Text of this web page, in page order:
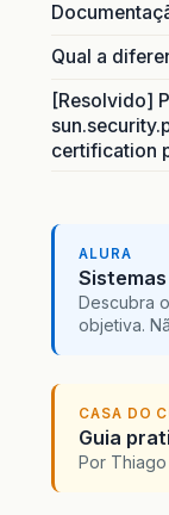
Qual a
[Resolvido]
certification
ALURA
Descubra
objetiva.
CASA DO
Guia
Por